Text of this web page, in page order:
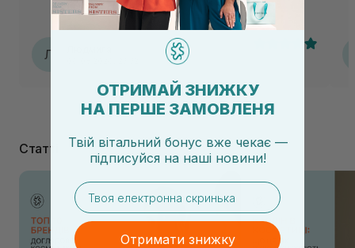
Л
Статті
ОТРИМАЙ ЗНИЖКУ
НА ПЕРШЕ ЗАМОВЛЕНЯ
Твій вітальний бонус вже чекає —
підписуйся на наші новини!
email
Отримати знижку